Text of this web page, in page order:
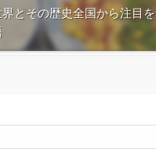
とその歴史全国から注目